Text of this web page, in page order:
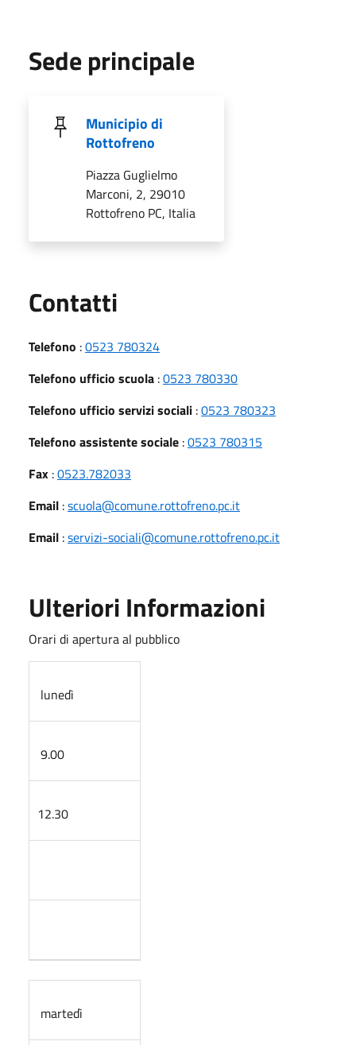
Sede principale
Municipio di
Rottofreno
Piazza Guglielmo
Marconi, 2, 29010
Rottofreno PC, Italia
Contatti
Telefono :0523 780324
Telefono ufficio scuola :0523 780330
Telefono ufficio servizi sociali :0523 780323
Telefono assistente sociale :0523 780315
Fax :0523.782033
Email :scuola@comune.rottofreno.pc.it
Email :servizi-sociali@comune.rottofreno.pc.it
Ulteriori Informazioni
Orari di apertura al pubblico
lunedì
9.00
12.30
martedì